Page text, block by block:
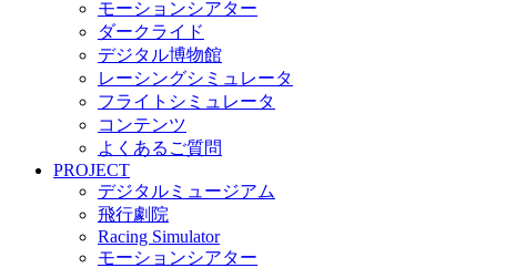
モーションシアター
ダークライド
デジタル博物館
レーシングシミュレータ
フライトシミュレータ
コンテンツ
よくあるご質問
PROJECT
デジタルミュージアム
飛行劇院
Racing Simulator
モーションシアター